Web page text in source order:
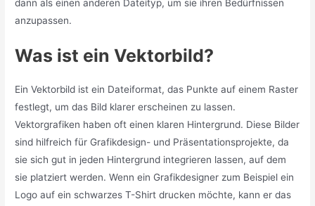
dann als einen anderen Dateityp, um sie ihren Bedürfnissen
anzupassen.
Was ist ein Vektorbild?
Ein Vektorbild ist ein Dateiformat, das Punkte auf einem Raster
festlegt, um das Bild klarer erscheinen zu lassen.
Vektorgrafiken haben oft einen klaren Hintergrund. Diese Bilder
sind hilfreich für Grafikdesign- und Präsentationsprojekte, da
sie sich gut in jeden Hintergrund integrieren lassen, auf dem
sie platziert werden. Wenn ein Grafikdesigner zum Beispiel ein
Logo auf ein schwarzes T-Shirt drucken möchte, kann er das